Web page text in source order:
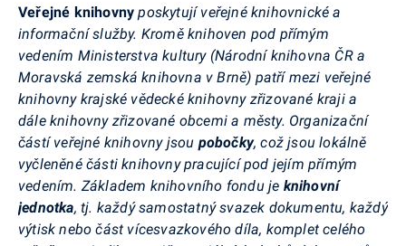
Veřejné knihovny poskytují veřejné knihovnické a
informační služby. Kromě knihoven pod přímým
vedením Ministerstva kultury (Národní knihovna ČR a
Moravská zemská knihovna v Brně) patří mezi veřejné
knihovny krajské vědecké knihovny zřizované kraji a
dále knihovny zřizované obcemi a městy. Organizační
částí veřejné knihovny jsou pobočky, což jsou lokálně
vyčleněné části knihovny pracující pod jejím přímým
vedením. Základem knihovního fondu je knihovní
jednotka, tj. každý samostatný svazek dokumentu, každý
výtisk nebo část vícesvazkového díla, komplet celého